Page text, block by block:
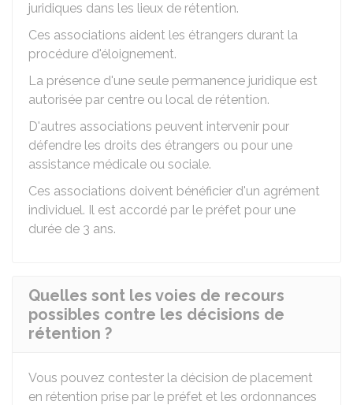
juridiques dans les lieux de rétention.
Ces associations aident les étrangers durant la
procédure d'éloignement.
La présence d'une seule permanence juridique est
autorisée par centre ou local de rétention.
D'autres associations peuvent intervenir pour
défendre les droits des étrangers ou pour une
assistance médicale ou sociale.
Ces associations doivent bénéficier d'un agrément
individuel. Il est accordé par le préfet pour une
durée de 3 ans.
Quelles sont les voies de recours
possibles contre les décisions de
rétention ?
Vous pouvez contester la décision de placement
en rétention prise par le préfet et les ordonnances